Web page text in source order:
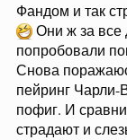
Фандом и так
Они ж за все
попробовали
Снова
пейринг Чарли-
пофиг. И
страдают и